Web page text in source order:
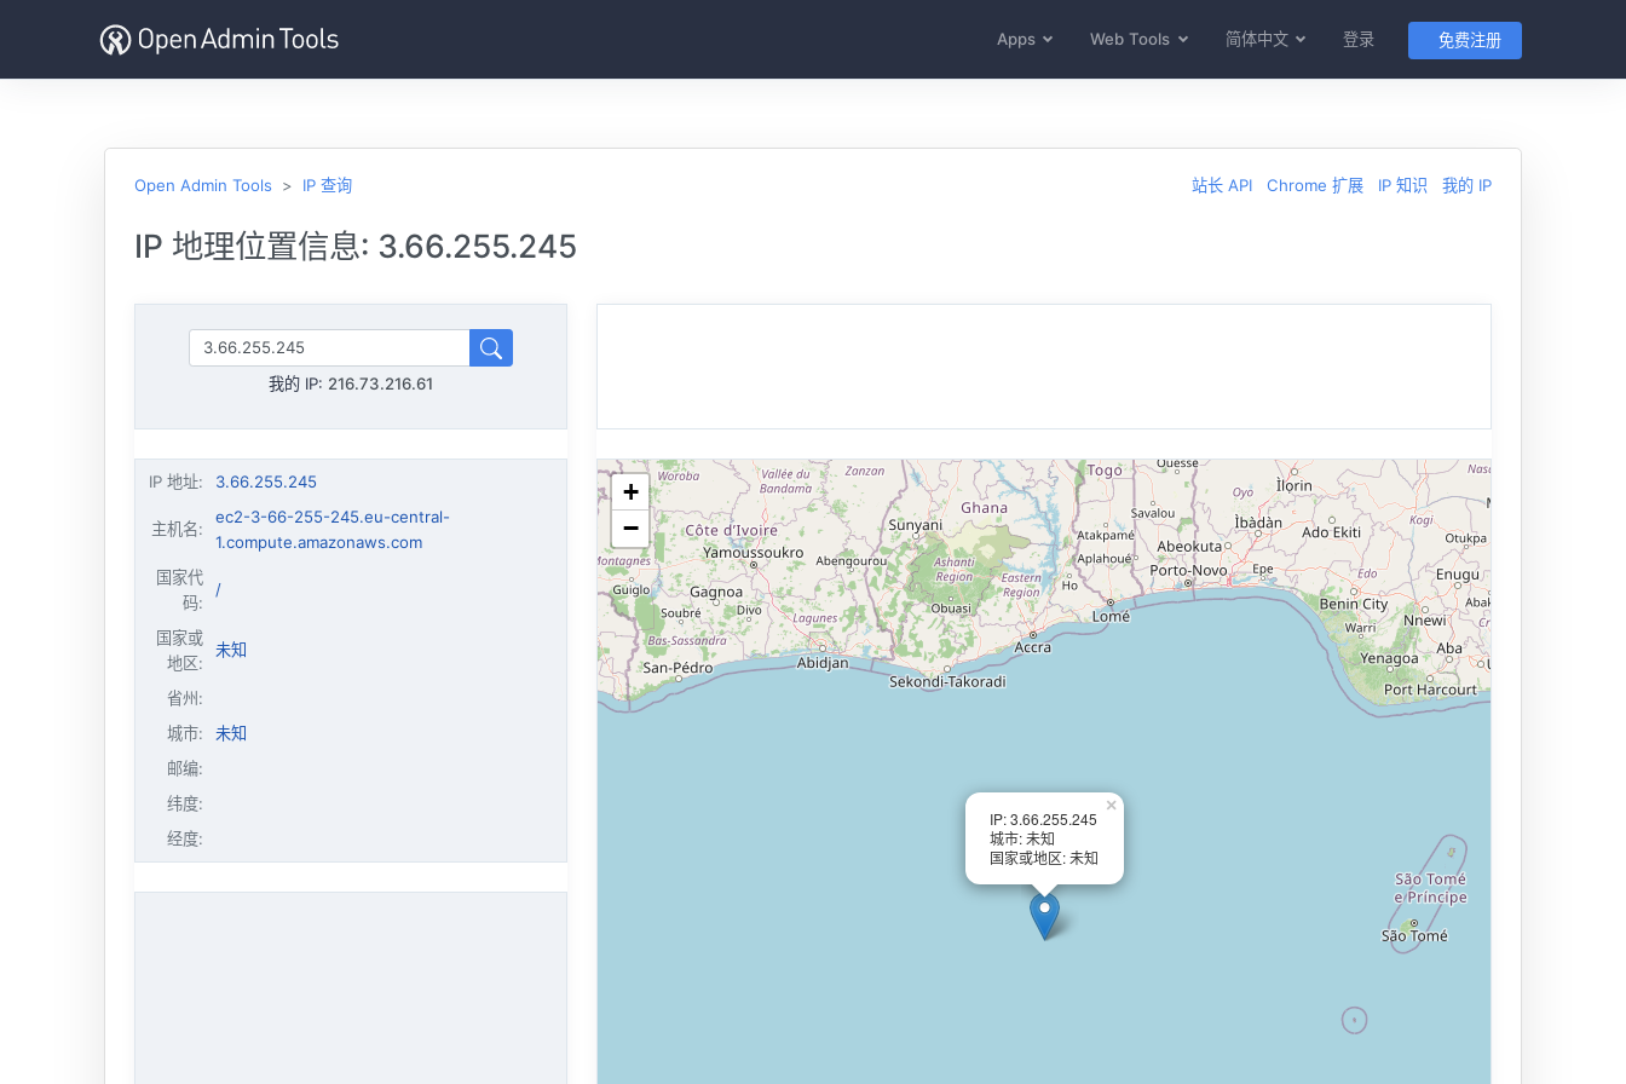
Apps Web Tools 简体中文 登录 免费注册
Open Admin Tools IP 查询 站长 API Chrome 扩展 IP 知识 我的 IP
IP 地理位置信息: 3.66.255.245
我的 IP: 216.73.216.61
IP 地址: 3.66.255.245
主机名:
ec2-3-66-255-245.eu-central-
1.compute.amazonaws.com
国家代
码:
/
国家或
地区:
未知
省州:
城市:
未知
邮编:
纬度:
经度:
IP: 3.66.255.245
城市: 未知
国家或地区: 未知
×
+
−